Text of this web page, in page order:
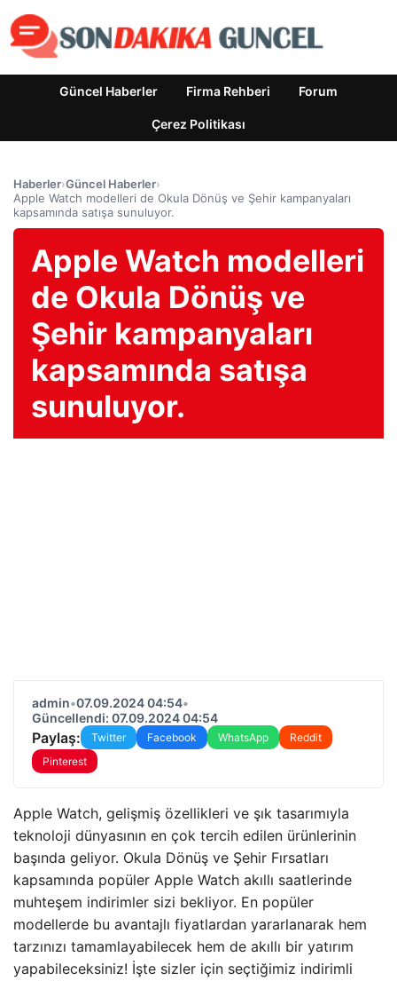
Güncel Haberler Firma Rehberi Forum
Çerez Politikası
Haberler›Güncel Haberler›
Apple Watch modelleri de Okula Dönüş ve Şehir kampanyaları
kapsamında satışa sunuluyor.
Apple Watch modelleri
de Okula Dönüş ve
Şehir kampanyaları
kapsamında satışa
sunuluyor.
admin•07.09.2024 04:54•
Güncellendi: 07.09.2024 04:54
Paylaş: Twitter Facebook WhatsApp
Reddit
Pinterest
Apple Watch, gelişmiş özellikleri ve şık tasarımıyla
teknoloji dünyasının en çok tercih edilen ürünlerinin
başında geliyor. Okula Dönüş ve Şehir Fırsatları
kapsamında popüler Apple Watch akıllı saatlerinde
muhteşem indirimler sizi bekliyor. En popüler
modellerde bu avantajlı fiyatlardan yararlanarak hem
tarzınızı tamamlayabilecek hem de akıllı bir yatırım
yapabileceksiniz! İşte sizler için seçtiğimiz indirimli